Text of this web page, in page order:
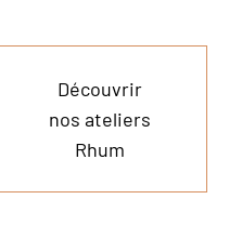
Découvrir
nos ateliers
Rhum